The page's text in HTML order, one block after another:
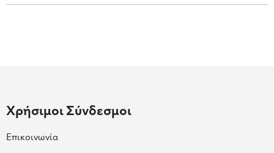
Χρήσιμοι Σύνδεσμοι
Επικοινωνία